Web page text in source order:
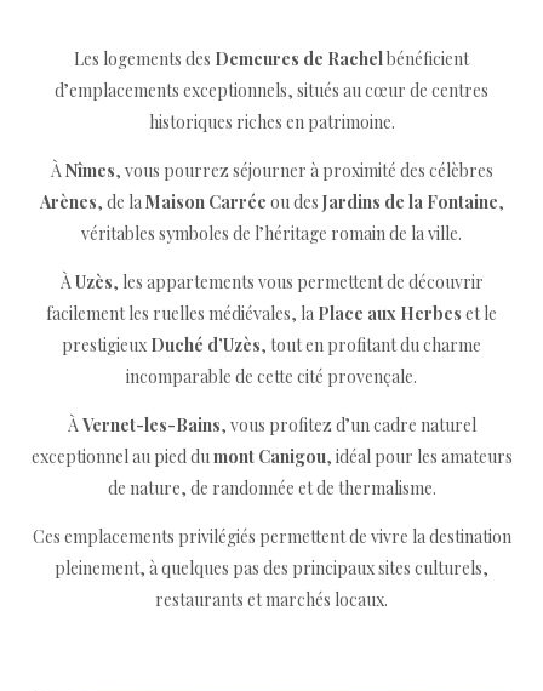
Les logements des Demeures de Rachelbénéficient
d’emplacements exceptionnels, situés au cœur de centres
historiques riches en patrimoine.
ÀNîmes, vous pourrez séjourner à proximité des célèbres
Arènes, de laMaison Carrée ou des Jardins de la Fontaine,
véritables symboles de l’héritage romain de la ville.
ÀUzès, les appartements vous permettent de découvrir
facilement les ruelles médiévales, la Place aux Herbes et le
prestigieux Duché d’Uzès, tout en profitant du charme
incomparable de cette cité provençale.
ÀVernet-les-Bains, vous profitez d’un cadre naturel
exceptionnel au pied dumont Canigou, idéal pour les amateurs
de nature, de randonnée et de thermalisme.
Ces emplacements privilégiés permettent de vivre la destination
pleinement, à quelques pas des principaux sites culturels,
restaurants et marchés locaux.